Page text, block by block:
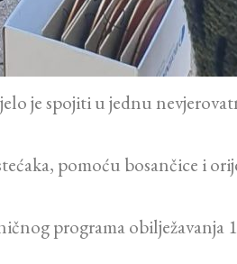
je spojiti u jednu
pomoću bosančice i
programa